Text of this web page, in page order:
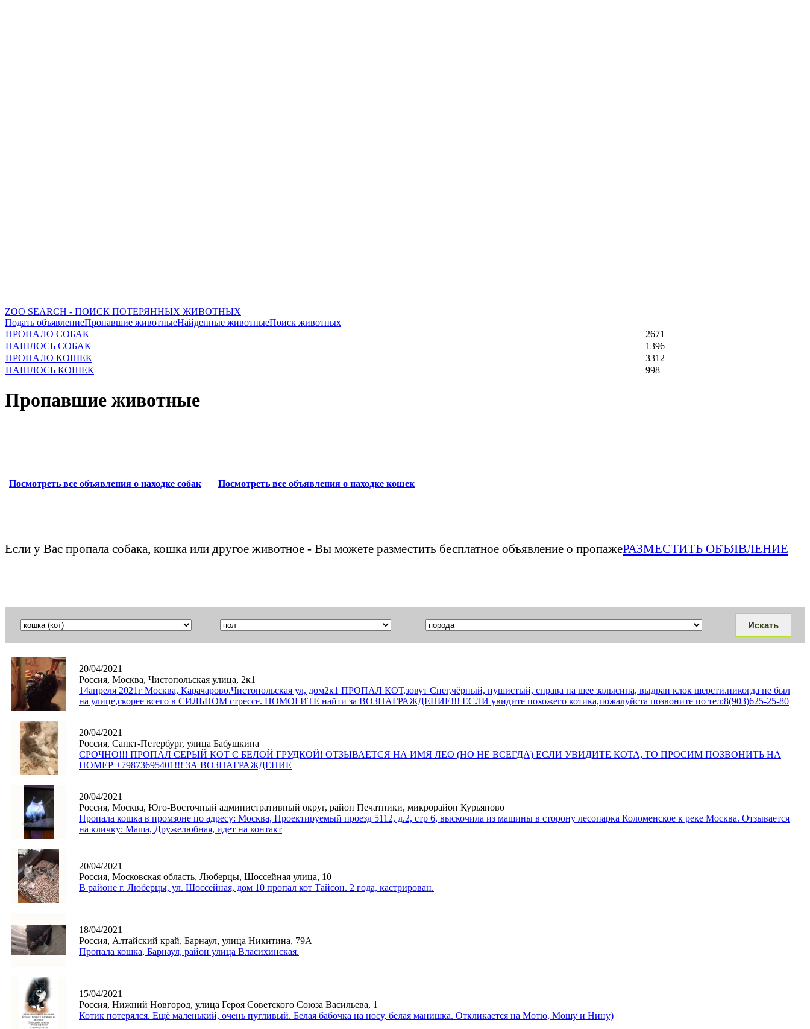
ZOO SEARCH - ПОИСК ПОТЕРЯННЫХ ЖИВОТНЫХ
Подать объявлениеПропавшие животныеНайденные животныеПоиск животных
ПРОПАЛО СОБАК
2671
НАШЛОСЬ СОБАК
1396
ПРОПАЛО КОШЕК
3312
НАШЛОСЬ КОШЕК
998
Пропавшие животные
Посмотреть все объявления о находке собак Посмотреть все объявления о находке кошек
Если у Вас пропала собака, кошка или другое животное - Вы можете разместить бесплатное объявление о пропажеРАЗМЕСТИТЬ ОБЪЯВЛЕНИЕ
20/04/2021
Россия, Москва, Чистопольская улица, 2к1
14апреля 2021г Москва, Карачарово.Чистопольская ул, дом2к1 ПРОПАЛ КОТ,зовут Снег,чёрный, пушистый, справа на шее залысина, выдран клок шерсти.никогда не был
на улице,скорее всего в СИЛЬНОМ стрессе. ПОМОГИТЕ найти за ВОЗНАГРАЖДЕНИЕ!!! ЕСЛИ увидите похожего котика,пожалуйста позвоните по тел:8(903)625-25-80
20/04/2021
Россия, Санкт-Петербург, улица Бабушкина
СРОЧНО!!! ПРОПАЛ СЕРЫЙ КОТ С БЕЛОЙ ГРУДКОЙ! ОТЗЫВАЕТСЯ НА ИМЯ ЛЕО (НО НЕ ВСЕГДА) ЕСЛИ УВИДИТЕ КОТА, ТО ПРОСИМ ПОЗВОНИТЬ НА
НОМЕР +79873695401!!! ЗА ВОЗНАГРАЖДЕНИЕ
20/04/2021
Россия, Москва, Юго-Восточный административный округ, район Печатники, микрорайон Курьяново
Пропала кошка в промзоне по адресу: Москва, Проектируемый проезд 5112, д.2, стр 6, выскочила из машины в сторону лесопарка Коломенское к реке Москва. Отзывается
на кличку: Маша, Дружелюбная, идет на контакт
20/04/2021
Россия, Московская область, Люберцы, Шоссейная улица, 10
В районе г. Люберцы, ул. Шоссейная, дом 10 пропал кот Тайсон. 2 года, кастрирован.
18/04/2021
Россия, Алтайский край, Барнаул, улица Никитина, 79А
Пропала кошка, Барнаул, район улица Власихинская.
15/04/2021
Россия, Нижний Новгород, улица Героя Советского Союза Васильева, 1
Котик потерялся. Ещё маленький, очень пугливый. Белая бабочка на носу, белая манишка. Откликается на Мотю, Мошу и Нину)